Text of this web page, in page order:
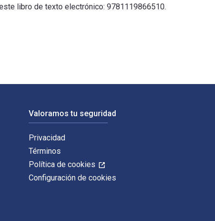
libro de texto electrónico: 9781119866510.
Valoramos tu seguridad
Privacidad
Términos
Política de cookies
Configuración de cookies